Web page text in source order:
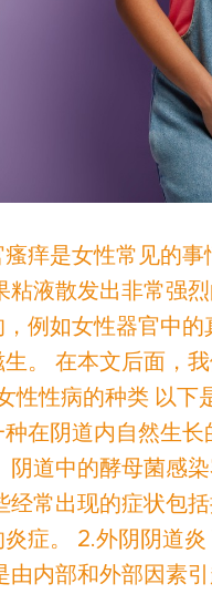
痒是女性常见的
粘液散发出非常强
例如女性器官中
。 在本文后面，
性性病的种类 以下
在阴道内自然生
阴道中的酵母菌感
经常出现的症状包
症。 2.外阴阴道
由内部和外部因素